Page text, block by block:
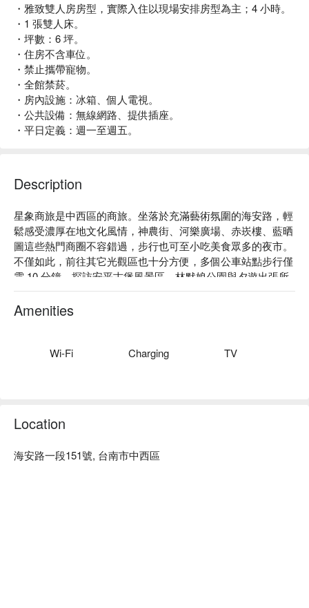
・雅致雙人房房型，實際入住以現場安排房型為主；4 小時。
・1 張雙人床。
・坪數：6 坪。
・住房不含車位。
・禁止攜帶寵物。
・全館禁菸。
・房內設施：冰箱、個人電視。
・公共設備：無線網路、提供插座。
・平日定義：週一至週五。
Description
星象商旅是中西區的商旅。坐落於充滿藝術氛圍的海安路，輕
鬆感受濃厚在地文化風情，神農街、河樂廣場、赤崁樓、藍晒
圖這些熱門商圈不容錯過，步行也可至小吃美食眾多的夜市。
不僅如此，前往其它光觀區也十分方便，多個公車站點步行僅
需 10 分鐘，探訪安平古堡風景區、林默娘公園與夕遊出張所
等地，旅客們皆能搭乘大眾運輸暢遊台南。
星象商旅評價：Google 4.3 星
大面落地窗，展現都會時尚氛圍。此外，也提供寬敞的公共區
Amenities
Wi-Fi Charging TV
Location
海安路一段151號, 台南市中西區